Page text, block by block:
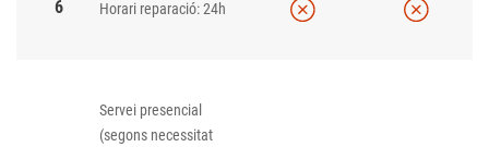
6 Horari reparació: 24h
Servei presencial
(segons necessitat